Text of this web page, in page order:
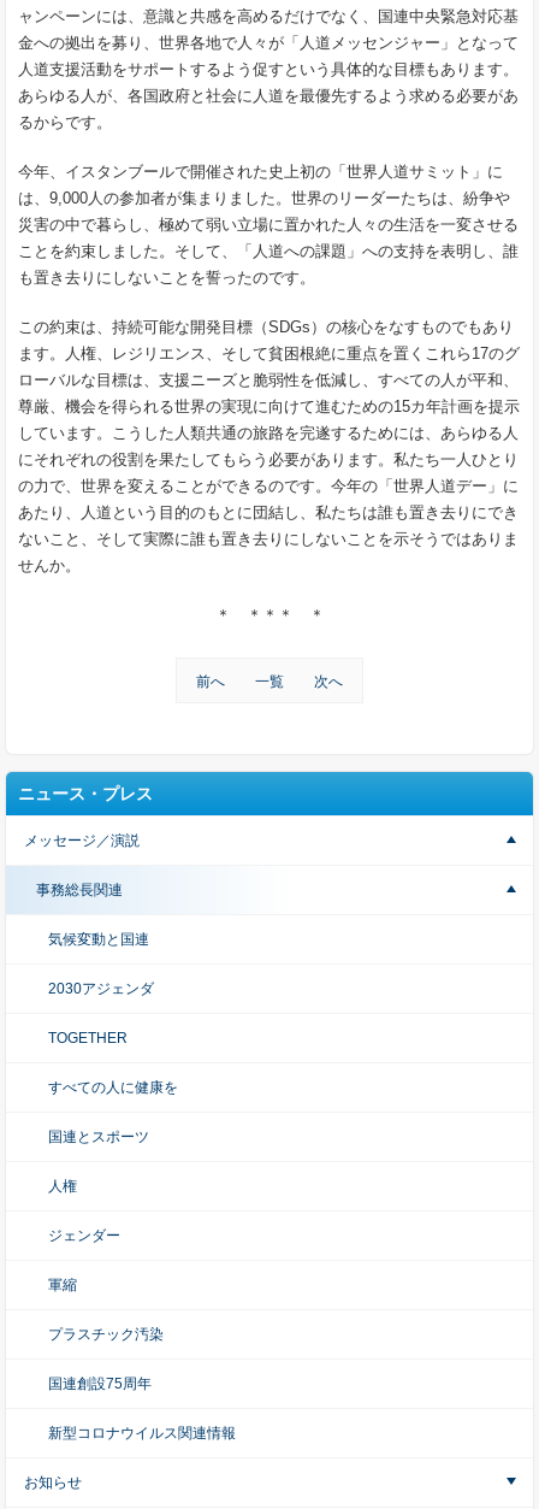
ャンペーンには、意識と共感を高めるだけでなく、国連中央緊急対応基
金への拠出を募り、世界各地で人々が「人道メッセンジャー」となって
人道支援活動をサポートするよう促すという具体的な目標もあります。
あらゆる人が、各国政府と社会に人道を最優先するよう求める必要があ
るからです。
今年、イスタンブールで開催された史上初の「世界人道サミット」に
は、9,000人の参加者が集まりました。世界のリーダーたちは、紛争や
災害の中で暮らし、極めて弱い立場に置かれた人々の生活を一変させる
ことを約束しました。そして、「人道への課題」への支持を表明し、誰
も置き去りにしないことを誓ったのです。
この約束は、持続可能な開発目標（SDGs）の核心をなすものでもあり
ます。人権、レジリエンス、そして貧困根絶に重点を置くこれら17のグ
ローバルな目標は、支援ニーズと脆弱性を低減し、すべての人が平和、
尊厳、機会を得られる世界の実現に向けて進むための15カ年計画を提示
しています。こうした人類共通の旅路を完遂するためには、あらゆる人
にそれぞれの役割を果たしてもらう必要があります。私たち一人ひとり
の力で、世界を変えることができるのです。今年の「世界人道デー」に
あたり、人道という目的のもとに団結し、私たちは誰も置き去りにでき
ないこと、そして実際に誰も置き去りにしないことを示そうではありま
せんか。
＊ ＊＊＊ ＊
前へ 一覧 次へ
ニュース・プレス
メッセージ／演説
事務総長関連
気候変動と国連
2030アジェンダ
TOGETHER
すべての人に健康を
国連とスポーツ
人権
ジェンダー
軍縮
プラスチック汚染
国連創設75周年
新型コロナウイルス関連情報
お知らせ